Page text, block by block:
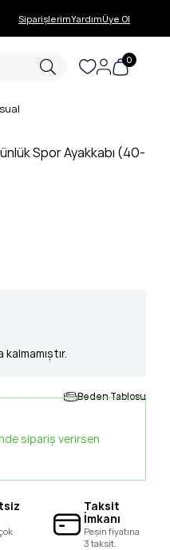
SiparişlerimYardımÜye Ol
0
Spor Ayakkabı (40-
Beden Tablosu
sipariş verirsen
Taksit
İmkanı
Peşin fiyatına
3 taksit.